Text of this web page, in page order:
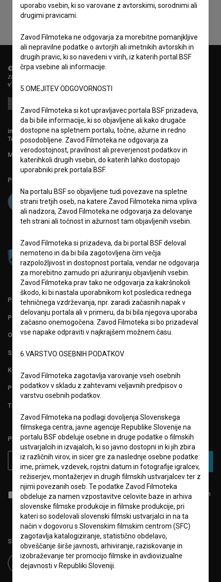
© 2018-2026, Filmoteka,
zavod za širjenje filmske kulture
v7.151.0
info@filmoteka.si
Tehnična pomoč: podpora@bsf.si
Mednarodna številka ISSN 2670-787X
Projekt sofinancira:
PARTNERJI
POGOJI UPORABE
O PROJEKTU
STATISTIKA
KONTAKT
POGOSTA VPRAŠANJA
TEST FUNKCIONALNOSTI
PRIJAVITE SE NA BSF NOVIČNIK:
PRIJAVA
Sprejemamsplošne pogoje in dajem soglasje za zbiranje, hrambo in
obdelavo osebnih podatkov.
Sledite nam na:
uporabo vsebin, ki so varovane z avtorskimi, sorodnimi ali
drugimi pravicami.
Zavod Filmoteka ne odgovarja za morebitne pomanjkljive
ali nepravilne podatke o avtorjih ali imetnikih avtorskih in
drugih pravic, ki so navedeni v virih, iz katerih portal BSF
črpa vsebine ali informacije.
5.OMEJITEV ODGOVORNOSTI
Zavod Filmoteka si kot upravljavec portala BSF prizadeva,
da bi bile informacije, ki so objavljene ali kako drugače
dostopne na spletnem portalu, točne, ažurne in redno
posodobljene. Zavod Filmoteka ne odgovarja za
verodostojnost, pravilnost ali preverjenost podatkov in
katerihkoli drugih vsebin, do katerih lahko dostopajo
uporabniki prek portala BSF.
Na portalu BSF so objavljene tudi povezave na spletne
strani tretjih oseb, na katere Zavod Filmoteka nima vpliva
ali nadzora, Zavod Filmoteka ne odgovarja za delovanje
teh strani ali točnost in ažurnost tam objavljenih vsebin.
Zavod Filmoteka si prizadeva, da bi portal BSF deloval
nemoteno in da bi bila zagotovljena čim večja
razpoložljivost in dostopnost portala, vendar ne odgovarja
za morebitno zamudo pri ažuriranju objavljenih vsebin.
Zavod Filmoteka prav tako ne odgovarja za kakršnokoli
škodo, ki bi nastala uporabnikom kot posledica rednega
tehničnega vzdrževanja, npr. zaradi začasnih napak v
delovanju portala ali v primeru, da bi bila njegova uporaba
začasno onemogočena. Zavod Filmoteka si bo prizadeval
vse napake odpraviti v najkrajšem možnem času.
6.VARSTVO OSEBNIH PODATKOV
Zavod Filmoteka zagotavlja varovanje vseh osebnih
podatkov v skladu z zahtevami veljavnih predpisov o
varstvu osebnih podatkov.
Zavod Filmoteka na podlagi dovoljenja Slovenskega
filmskega centra, javne agencije Republike Slovenije na
portalu BSF obdeluje osebne in druge podatke o filmskih
ustvarjalcih in izvajalcih, ki so javno dostopni in ki jih zbira
iz različnih virov, in sicer gre za naslednje osebne podatke:
ime, priimek, vzdevek, rojstni datum in fotografije igralcev,
režiserjev, montažerjev in drugih filmskih ustvarjalcev ter z
njimi povezanih oseb. Te podatke Zavod Filmoteka
obdeluje za namen vzpostavitve celovite baze in arhiva
slovenske filmske produkcije in filmske produkcije, pri
kateri so sodelovali slovenski filmski ustvarjalci in na ta
način v dogovoru s Slovenskim filmskim centrom (SFC)
zagotavlja katalogiziranje, statistično obdelavo,
obveščanje širše javnosti, arhiviranje, raziskovanje in
izobraževanje ter promocijo filmske in avdiovizualne
dejavnosti v Republiki Sloveniji.